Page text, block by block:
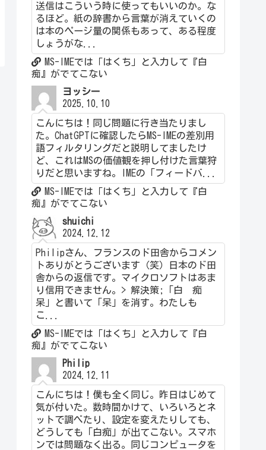
送信はこういう時に使ってもいいのか。な
るほど。紙の辞書から言葉が消えていくの
は本のページ量の関係もあって、ある程度
しょうがな...
MS-IMEでは「はくち」と入力して『白
痴』がでてこない
ヨッシー
2025.10.10
こんにちは！同じ問題に行き当たりまし
た。ChatGPTに確認したらMS-IMEの差別用
語フィルタリングだと説明してましたけ
ど、これはMSの価値観を押し付けた言葉狩
りだと思いますね。IMEの「フィードバ...
MS-IMEでは「はくち」と入力して『白
痴』がでてこない
shuichi
2024.12.12
Philipさん、フランスのド田舎からコメン
トありがとうございます（笑）日本のド田
舎からの返信です。マイクロソフトはあま
り信用できません。> 解決策;「白 痴
呆」と書いて「呆」を消す。わたしも
こ...
MS-IMEでは「はくち」と入力して『白
痴』がでてこない
Philip
2024.12.11
こんにちは！僕も全く同じ。昨日はじめて
気が付いた。数時間かけて、いろいろとネ
ットで調べたり、設定を変えたりしても、
どうしても「白痴」が出てこない。スマホ
ンでは問題なく出る。同じコンピュータを